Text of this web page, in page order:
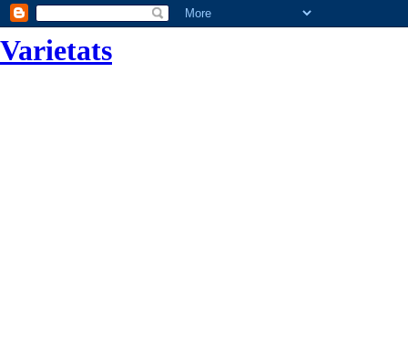
Varietats